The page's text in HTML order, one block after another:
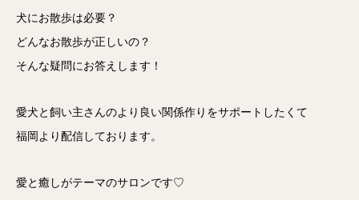
犬にお散歩は必要？
どんなお散歩が正しいの？
そんな疑問にお答えします！
愛犬と飼い主さんのより良い関係作りをサポートしたくて
福岡より配信しております。
愛と癒しがテーマのサロンです♡